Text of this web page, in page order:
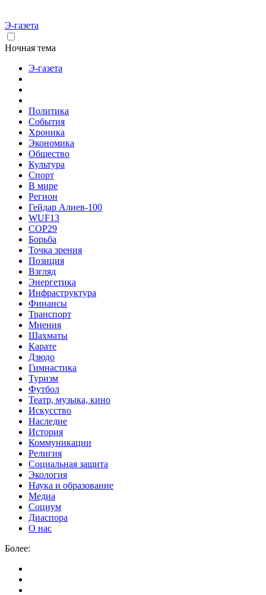
Э-газета
Ночная тема
Э-газета
Политика
События
Хроника
Экономика
Общество
Культура
Спорт
В мире
Регион
Гейдар Алиев-100
WUF13
COP29
Борьба
Точка зрения
Позиция
Взгляд
Энергетика
Инфраструктура
Финансы
Транспорт
Мнения
Шахматы
Карате
Дзюдо
Гимнастика
Туризм
Футбол
Театр, музыка, кино
Искусство
Наследие
История
Коммуникации
Религия
Социальная защита
Экология
Наука и образование
Медиа
Социум
Диаспора
О нас
Более: